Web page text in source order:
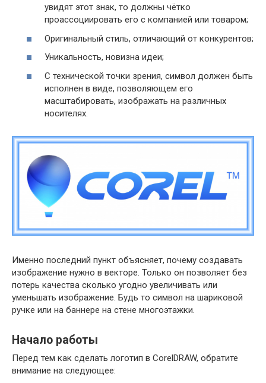
увидят этот знак, то должны чётко
проассоциировать его с компанией или товаром;
Оригинальный стиль, отличающий от конкурентов;
Уникальность, новизна идеи;
С технической точки зрения, символ должен быть
исполнен в виде, позволяющем его
масштабировать, изображать на различных
носителях.
Именно последний пункт объясняет, почему создавать
изображение нужно в векторе. Только он позволяет без
потерь качества сколько угодно увеличивать или
уменьшать изображение. Будь то символ на шариковой
ручке или на баннере на стене многоэтажки.
Начало работы
Перед тем как сделать логотип в CorelDRAW, обратите
внимание на следующее: